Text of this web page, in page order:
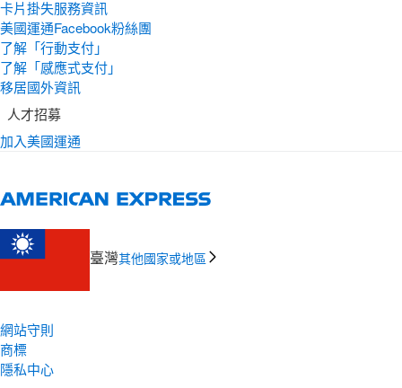
卡片掛失服務資訊
美國運通Facebook粉絲團
了解「行動支付」
了解「感應式支付」
移居國外資訊
人才招募
加入美國運通
臺灣其他國家或地區
網站守則
商標
隱私中心